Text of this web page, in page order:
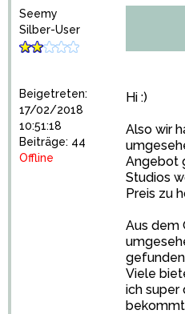
Seemy
Silber-User
Beigetreten:
17/02/2018
10:51:18
Beiträge: 44
Offline
Hi :)
Also wir
Angebot
Studios
Preis zu
Aus dem
Viele
ich super